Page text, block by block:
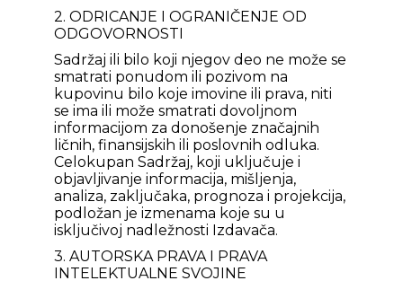
2. ODRICANJE I OGRANIČENJE OD
ODGOVORNOSTI
Sadržaj ili bilo koji njegov deo ne može se
smatrati ponudom ili pozivom na
kupovinu bilo koje imovine ili prava, niti
se ima ili može smatrati dovoljnom
informacijom za donošenje značajnih
ličnih, finansijskih ili poslovnih odluka.
Celokupan Sadržaj, koji uključuje i
objavljivanje informacija, mišljenja,
analiza, zaključaka, prognoza i projekcija,
podložan je izmenama koje su u
isključivoj nadležnosti Izdavača.
3. AUTORSKA PRAVA I PRAVA
INTELEKTUALNE SVOJINE